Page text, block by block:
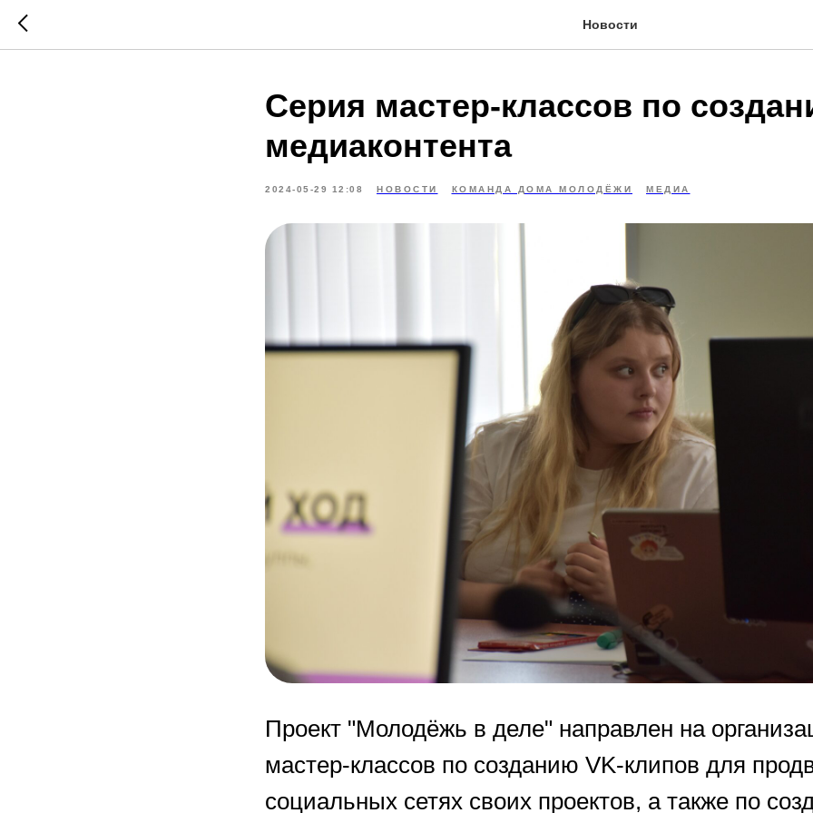
Новости
Серия мастер-классов по
медиаконтента
2024-05-29 12:08 НОВОСТИ КОМАНДА ДОМА МОЛОДЁЖИ МЕДИА
Проект "Молодёжь в деле" направлен на
мастер-классов по созданию VK-клипов для
социальных сетях своих проектов, а также по